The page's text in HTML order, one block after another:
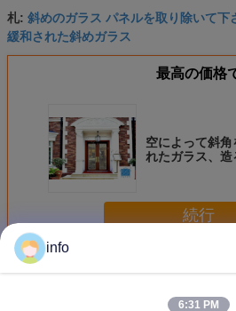
札: 斜めのガラス パネルを取り除いて下
緩和された斜めガラス
最高の価格
空によって斜
れたガラス、
続行
多く斜めの端ガラス
info
6:31 PM